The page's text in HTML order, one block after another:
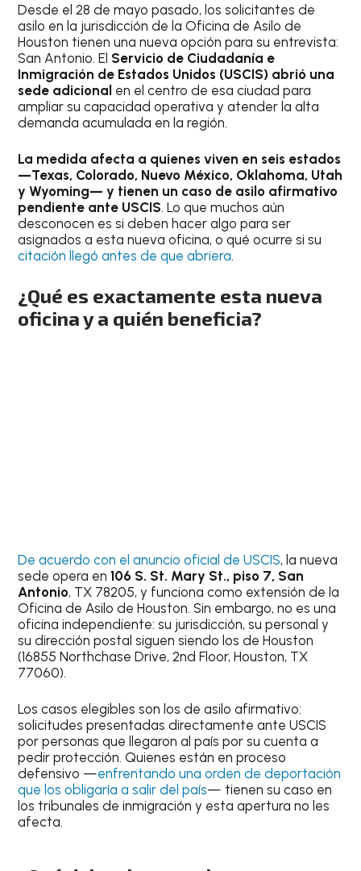
Desde el 28 de mayo pasado, los solicitantes de
asilo en la jurisdicción de la Oficina de Asilo de
Houston tienen una nueva opción para su entrevista:
San Antonio. El Servicio de Ciudadanía e
Inmigración de Estados Unidos (USCIS) abrió una
sede adicional en el centro de esa ciudad para
ampliar su capacidad operativa y atender la alta
demanda acumulada en la región.
La medida afecta a quienes viven en seis estados
—Texas, Colorado, Nuevo México, Oklahoma, Utah
y Wyoming— y tienen un caso de asilo afirmativo
pendiente ante USCIS. Lo que muchos aún
desconocen es si deben hacer algo para ser
asignados a esta nueva oficina, o qué ocurre si su
citación llegó antes de que abriera.
¿Qué es exactamente esta nueva
oficina y a quién beneficia?
De acuerdo con el anuncio oficial de USCIS, la nueva
sede opera en106 S. St. Mary St., piso 7, San
Antonio, TX 78205, y funciona como extensión de la
Oficina de Asilo de Houston. Sin embargo, no es una
oficina independiente: su jurisdicción, su personal y
su dirección postal siguen siendo los de Houston
(16855 Northchase Drive, 2nd Floor, Houston, TX
77060).
Los casos elegibles son los de asilo afirmativo:
solicitudes presentadas directamente ante USCIS
por personas que llegaron al país por su cuenta a
pedir protección. Quienes están en proceso
defensivo —enfrentando una orden de deportación
que los obligaría a salir del país— tienen su caso en
los tribunales de inmigración y esta apertura no les
afecta.